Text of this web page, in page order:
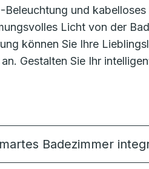
und
Licht von der
können Sie Ihre
Gestalten Sie Ihr
Badezimmer